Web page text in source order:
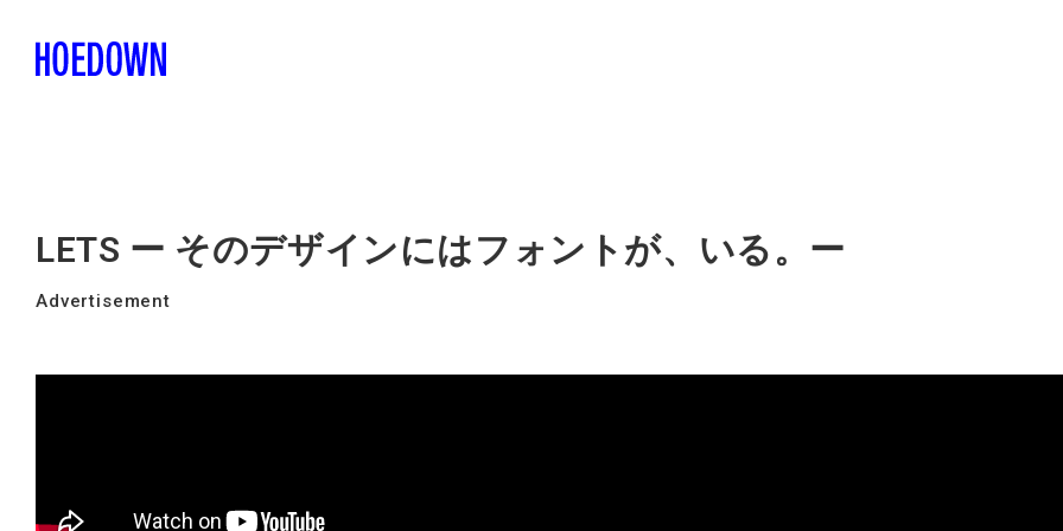
LETS ー そのデザインにはフォントが、いる。ー
Advertisement